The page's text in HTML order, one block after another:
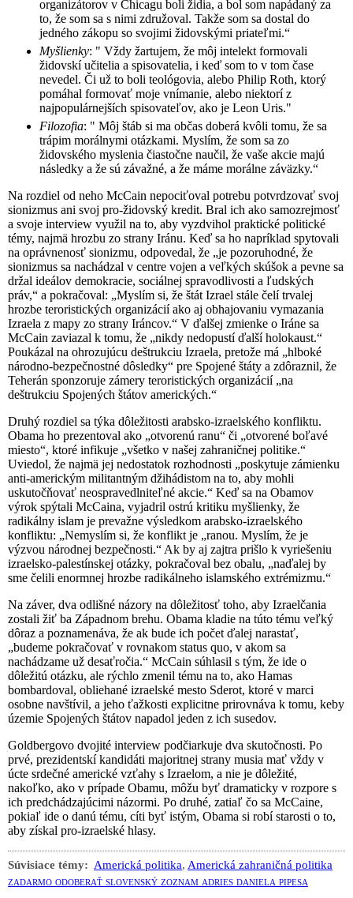
organizátorov v Chicagu boli židia, a bol som napádaný za
to, že som sa s nimi združoval. Takže som sa dostal do
jedného zákopu so svojimi židovskými priateľmi.“
Myšlienky: " Vždy žartujem, že môj intelekt formovali
židovskí učitelia a spisovatelia, i keď som to v tom čase
nevedel. Či už to boli teológovia, alebo Philip Roth, ktorý
pomáhal formovať moje vnímanie, alebo niektorí z
najpopulárnejších spisovateľov, ako je Leon Uris."
Filozofia: " Môj štáb si ma občas doberá kvôli tomu, že sa
trápim morálnymi otázkami. Myslím, že som sa zo
židovského myslenia čiastočne naučil, že vaše akcie majú
následky a že sú závažné, a že máme morálne záväzky.“
Na rozdiel od neho McCain nepociťoval potrebu potvrdzovať svoj
sionizmus ani svoj pro-židovský kredit. Bral ich ako samozrejmosť
a svoje interview využil na to, aby vyzdvihol praktické politické
témy, najmä hrozbu zo strany Iránu. Keď sa ho napríklad spytovali
na oprávnenosť sionizmu, odpovedal, že „je pozoruhodné, že
sionizmus sa nachádzal v centre vojen a veľkých skúšok a pevne sa
držal ideálov demokracie, sociálnej spravodlivosti a ľudských
práv,“ a pokračoval: „Myslím si, že štát Izrael stále čelí trvalej
hrozbe teroristických organizácií ako aj obhajovaniu vymazania
Izraela z mapy zo strany Iráncov.“ V ďalšej zmienke o Iráne sa
McCain zaviazal k tomu, že „nikdy nedopustí ďalší holokaust.“
Poukázal na ohrozujúcu deštrukciu Izraela, pretože má „hlboké
národno-bezpečnostné dôsledky“ pre Spojené štáty a zdôraznil, že
Teherán sponzoruje zámery teroristických organizácií „na
deštrukciu Spojených štátov amerických.“
Druhý rozdiel sa týka dôležitosti arabsko-izraelského konfliktu.
Obama ho prezentoval ako „otvorenú ranu“ či „otvorené boľavé
miesto“, ktoré infikuje „všetko v našej zahraničnej politike.“
Uviedol, že najmä jej nedostatok rozhodnosti „poskytuje zámienku
anti-americkým militantným džihádistom na to, aby mohli
uskutočňovať neospravedlniteľné akcie.“ Keď sa na Obamov
výrok spýtali McCaina, vyjadril ostrú kritiku myšlienky, že
radikálny islam je prevažne výsledkom arabsko-izraelského
konfliktu: „Nemyslím si, že konflikt je „ranou. Myslím, že je
výzvou národnej bezpečnosti.“ Ak by aj zajtra prišlo k vyriešeniu
izraelsko-palestínskej otázky, pokračoval bez obalu, „naďalej by
sme čelili enormnej hrozbe radikálneho islamského extrémizmu.“
Na záver, dva odlišné názory na dôležitosť toho, aby Izraelčania
zostali žiť ba Západnom brehu. Obama kladie na túto tému veľký
dôraz a poznamenáva, že ak bude ich počet ďalej narastať,
„budeme pokračovať v rovnakom status quo, v akom sa
nachádzame už desaťročia.“ McCain súhlasil s tým, že ide o
dôležitú otázku, ale rýchlo zmenil tému na to, ako Hamas
bombardoval, obliehané izraelské mesto Sderot, ktoré v marci
osobne navštívil, a jeho ťažkosti explicitne prirovnáva k tomu, keby
územie Spojených štátov napadol jeden z ich susedov.
Goldbergovo dvojité interview podčiarkuje dva skutočnosti. Po
prvé, prezidentskí kandidáti majoritnej strany musia mať vždy v
úcte srdečné americké vzťahy s Izraelom, a nie je dôležité,
nakoľko, ako v prípade Obamu, môžu byť dramaticky v rozpore s
ich predchádzajúcimi názormi. Po druhé, zatiaľ čo sa McCaine,
pokiaľ ide o danú tému, cíti byť istým, Obama si robí starosti o to,
aby získal pro-izraelské hlasy.
Súvisiace témy: Americká politika, Americká zahraničná politika
zadarmo odoberať slovenský zoznam adries daniela pipesa